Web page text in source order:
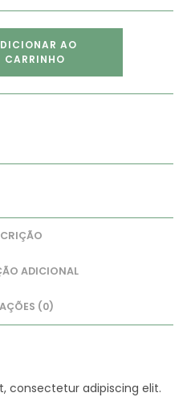
AO
CARRINHO
ADICIONAL
(0)
consectetur adipiscing elit.